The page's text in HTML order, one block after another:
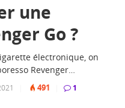
une
Go ?
électronique, on
Revenger…
491 1